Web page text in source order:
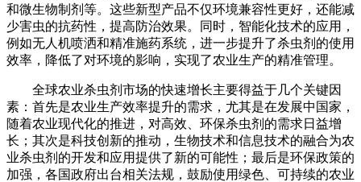
和微生物制剂等。这些新型产品不仅环境兼容性更好，还能减
少害虫的抗药性，提高防治效果。同时，智能化技术的应用，
例如无人机喷洒和精准施药系统，进一步提升了杀虫剂的使用
效率，降低了对环境的影响，实现了农业生产的精准管理。
全球农业杀虫剂市场的快速增长主要得益于几个关键因
素：首先是农业生产效率提升的需求，尤其是在发展中国家，
随着农业现代化的推进，对高效、环保杀虫剂的需求日益增
长；其次是科技创新的推动，生物技术和信息技术的融合为农
业杀虫剂的开发和应用提供了新的可能性；最后是环保政策的
加强，各国政府出台相关法规，鼓励使用绿色、可持续的农业